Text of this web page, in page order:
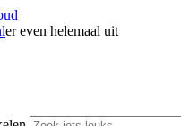
er even helemaal uit